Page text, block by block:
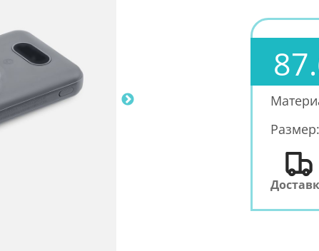
Размер: